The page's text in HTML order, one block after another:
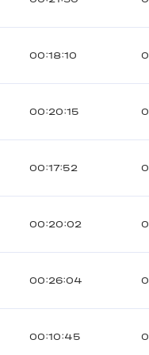
00:18:10
00:20:15
00:17:52
00:20:02
00:26:04
00:10:45